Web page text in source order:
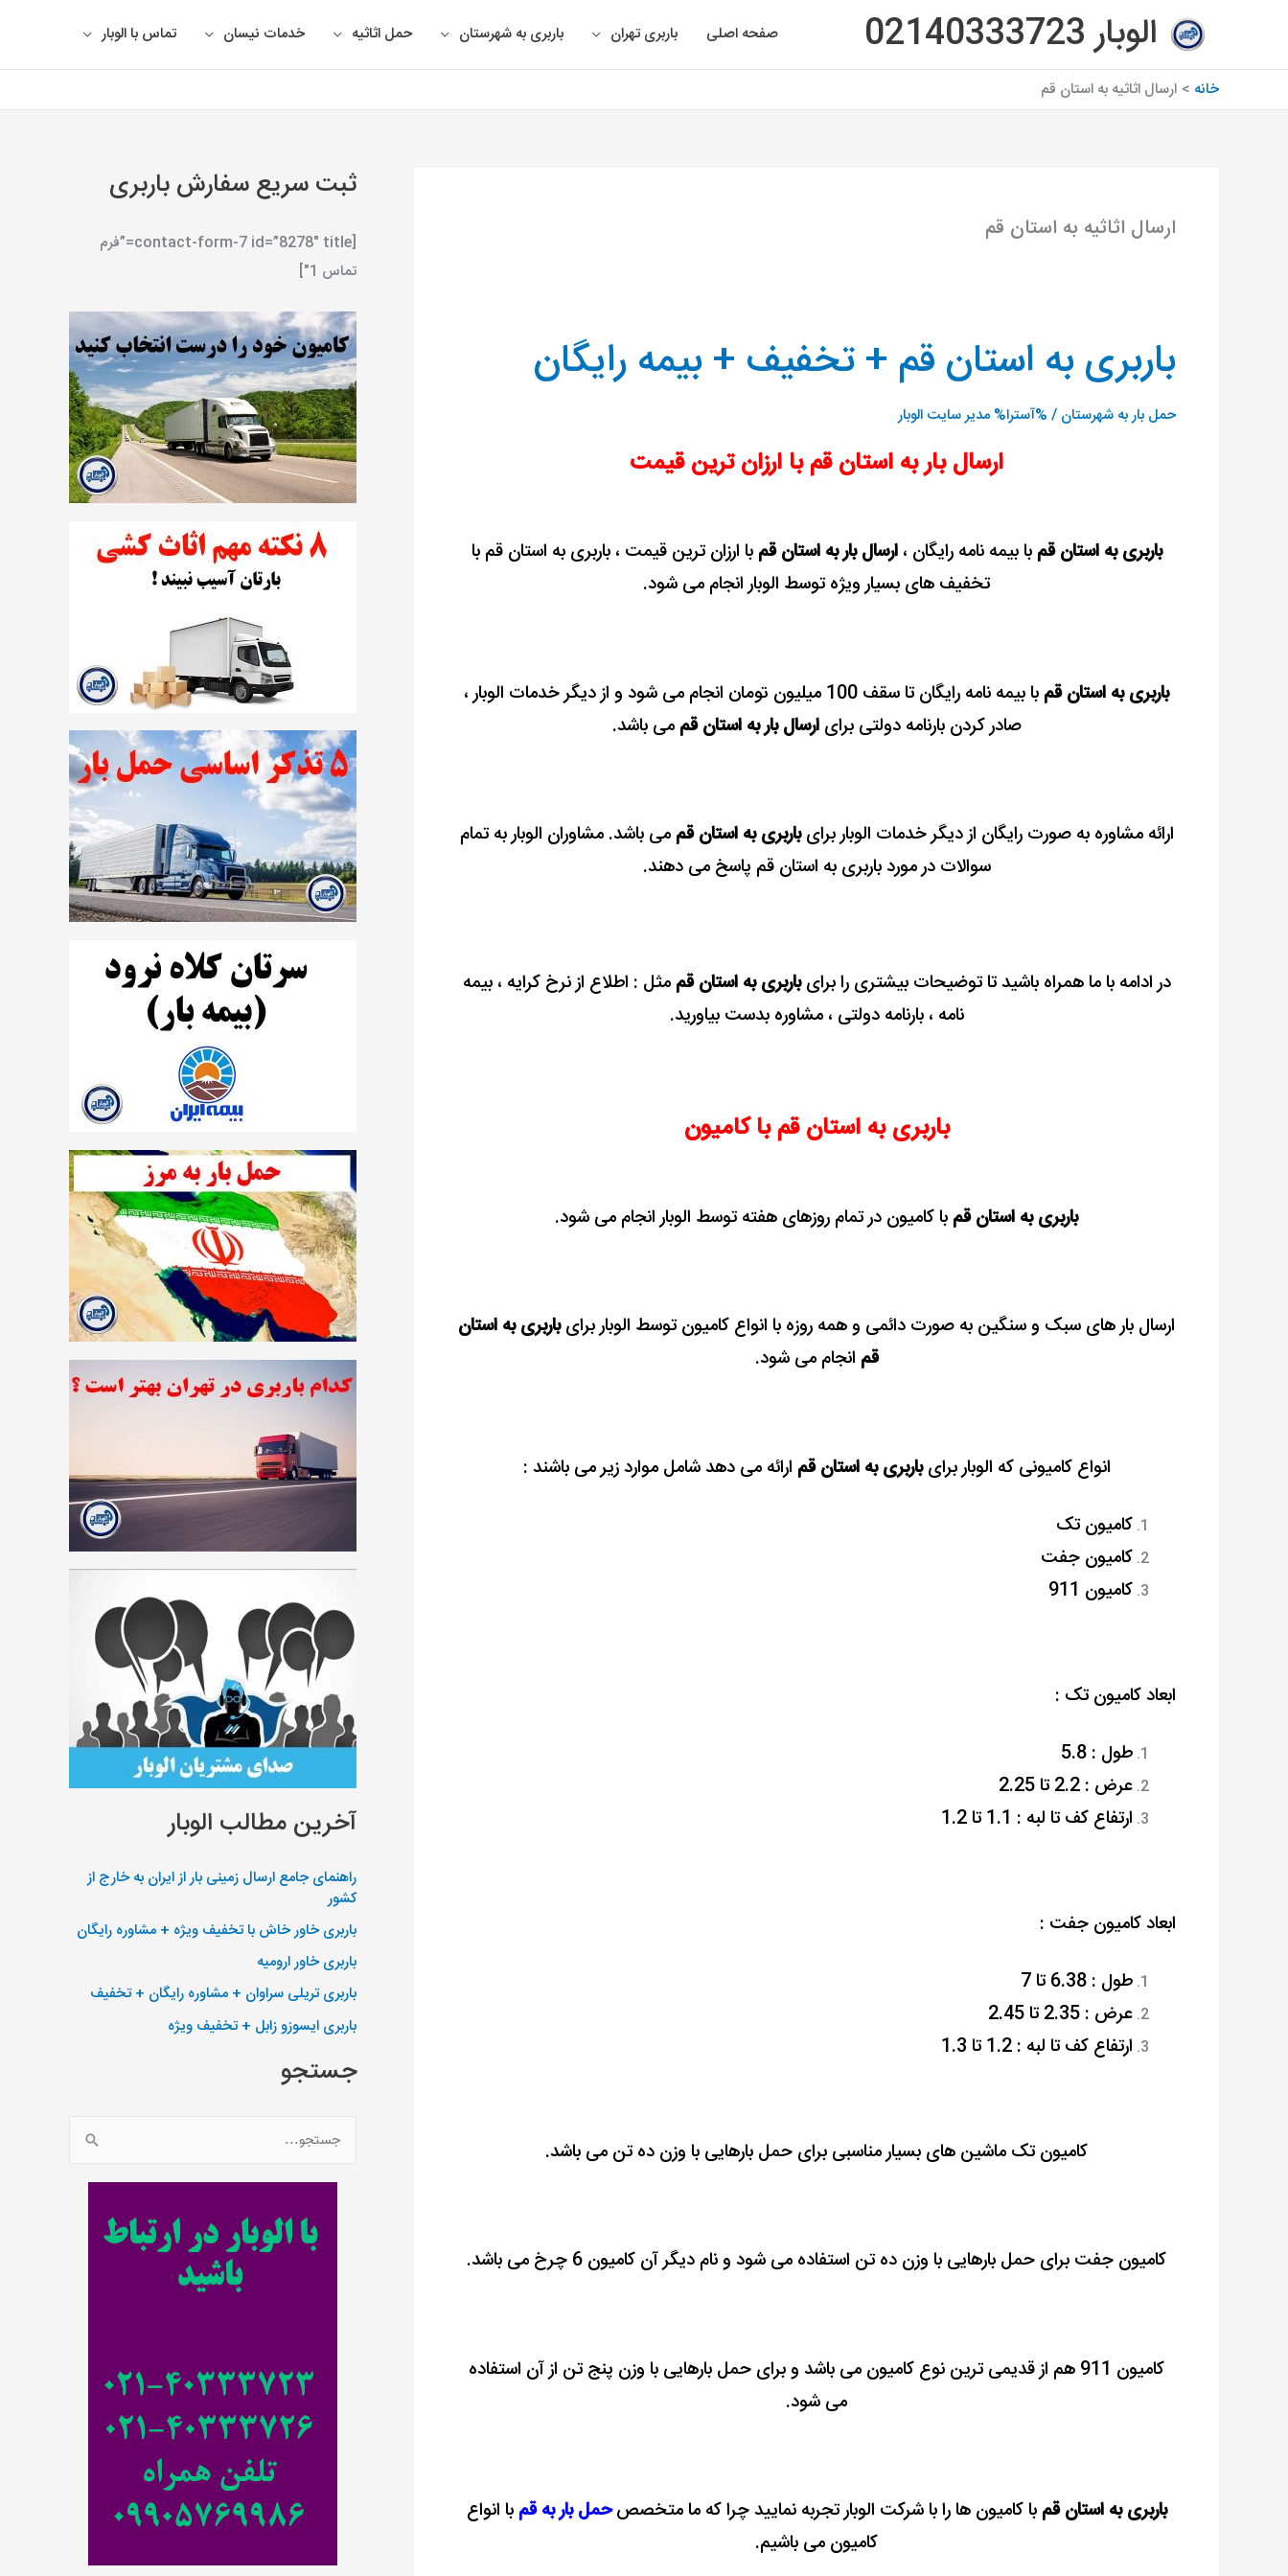
محتوا
الوبار 02140333723 صفحه اصلی باربری تهران باربری به شهرستان حمل اثاثیه خدمات نیسان تماس با الوبار
خانه ارسال اثاثیه به استان قم
ارسال اثاثیه به استان قم
باربری به استان قم + تخفیف + بیمه رایگان
حمل بار به شهرستان / %آسترا% مدیر سایت الوبار
ارسال بار به استان قم با ارزان ترین قیمت
باربری به استان قم با بیمه نامه رایگان ،ارسال بار به استان قم با ارزان ترین قیمت ، باربری به استان قم با
تخفیف های بسیار ویژه توسط الوبار انجام می شود.
باربری به استان قم
با بیمه نامه رایگان تا سقف 100 میلیون تومان انجام می شود و از دیگر خدمات الوبار ،
صادر کردن بارنامه دولتی برایارسال بار به استان قم می باشد.
ارائه مشاوره به صورت رایگان از دیگر خدمات الوبار برایباربری به استان قم می باشد. مشاوران الوبار به تمام
سوالات در مورد باربری به استان قم پاسخ می دهند.
در ادامه با ما همراه باشید تا توضیحات بیشتری را برایباربری به استان قم مثل : اطلاع از نرخ کرایه ، بیمه
نامه ، بارنامه دولتی ، مشاوره بدست بیاورید.
باربری به استان قم با کامیون
باربری به استان قم با کامیون در تمام روزهای هفته توسط الوبار انجام می شود.
ارسال بار های سبک و سنگین به صورت دائمی و همه روزه با انواع کامیون توسط الوبار برایباربری به استان
قم انجام می شود.
انواع کامیونی که الوبار برایباربری به استان قم ارائه می دهد شامل موارد زیر می باشند :
کامیون تک
کامیون جفت
کامیون 911
ابعاد کامیون تک :
طول : 5.8
عرض : 2.2 تا 2.25
ارتفاع کف تا لبه : 1.1 تا 1.2
ابعاد کامیون جفت :
طول : 6.38 تا 7
عرض : 2.35 تا 2.45
ارتفاع کف تا لبه : 1.2 تا 1.3
کامیون تک ماشین های بسیار مناسبی برای حمل بارهایی با وزن ده تن می باشد.
کامیون جفت برای حمل بارهایی با وزن ده تن استفاده می شود و نام دیگر آن کامیون 6 چرخ می باشد.
کامیون 911 هم از قدیمی ترین نوع کامیون می باشد و برای حمل بارهایی با وزن پنج تن از آن استفاده
می شود.
باربری به استان قم با کامیون ها را با شرکت الوبار تجربه نمایید چرا که ما متخصصحمل بار به قم با انواع
کامیون می باشیم.
باربری
به
قم
رایگان
ثبت سریع سفارش باربری
[contact-form-7 id=”8278″ title=”فرم
تماس 1″]
آخرین مطالب الوبار
راهنمای جامع ارسال زمینی بار از ایران به خارج از
کشور
باربری خاور خاش با تخفیف ویژه + مشاوره رایگان
باربری خاور ارومیه
باربری تریلی سراوان + مشاوره رایگان + تخفیف
باربری ایسوزو زابل + تخفیف ویژه
جستجو